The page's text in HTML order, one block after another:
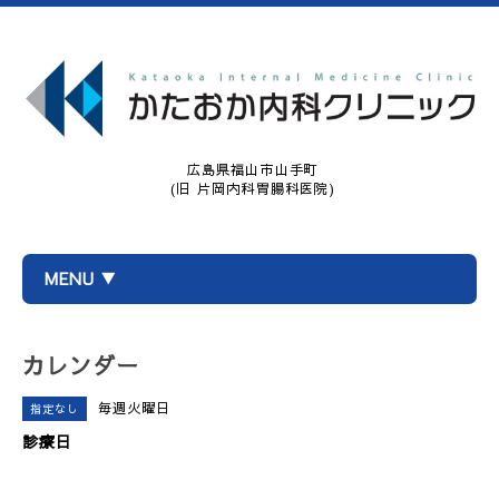
広島県福山市山手町
(旧 片岡内科胃腸科医院)
MENU ▼
カレンダー
指定なし 毎週火曜日
診療日